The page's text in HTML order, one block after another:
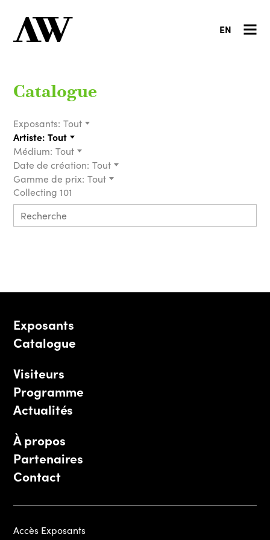
EN
Catalogue
Exposants: Tout
Artiste: Tout
Médium: Tout
Date de création: Tout
Gamme de prix: Tout
Collecting 101
Exposants
Catalogue
Visiteurs
Programme
Actualités
À propos
Partenaires
Contact
Accès Exposants